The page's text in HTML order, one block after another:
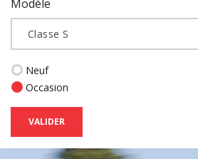
Modèle
Classe S
Neuf
Occasion
VALIDER